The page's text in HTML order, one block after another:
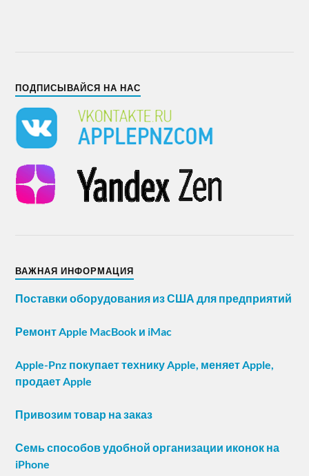
ПОДПИСЫВАЙСЯ НА НАС
ВАЖНАЯ ИНФОРМАЦИЯ
Поставки оборудования из США для предприятий
Ремонт Apple MacBook и iMac
Apple-Pnz покупает технику Apple, меняет Apple,
продает Apple
Привозим товар на заказ
Семь способов удобной организации иконок на
iPhone